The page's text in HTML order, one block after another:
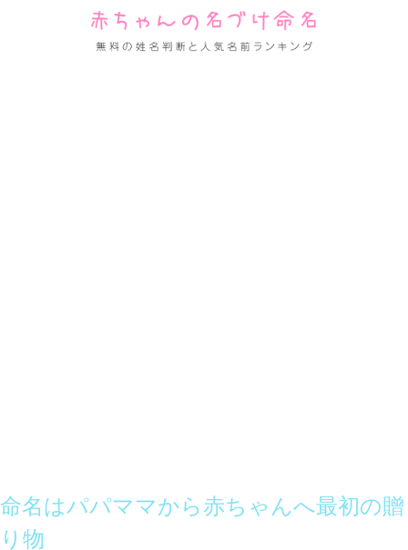
命名はパパママから赤ちゃんへ最初の贈
り物